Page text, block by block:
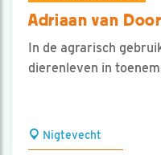
Adriaan van
In de agrarisch
dierenleven in
Nigtevecht